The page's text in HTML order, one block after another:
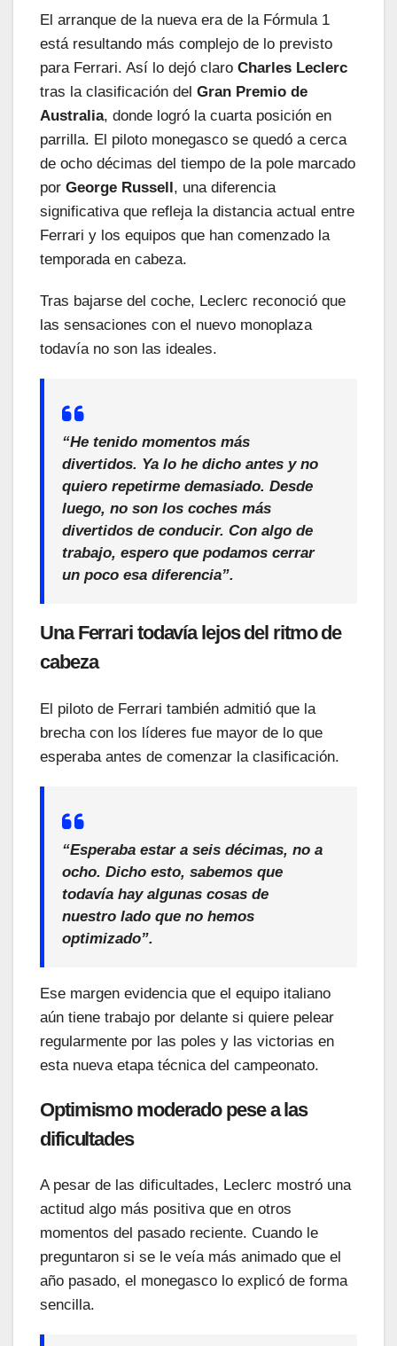
El arranque de la nueva era de la Fórmula 1
está resultando más complejo de lo previsto
para Ferrari. Así lo dejó claro Charles Leclerc
tras la clasificación del Gran Premio de
Australia, donde logró la cuarta posición en
parrilla. El piloto monegasco se quedó a cerca
de ocho décimas del tiempo de la pole marcado
por George Russell , una diferencia
significativa que refleja la distancia actual entre
Ferrari y los equipos que han comenzado la
temporada en cabeza.
Tras bajarse del coche, Leclerc reconoció que
las sensaciones con el nuevo monoplaza
todavía no son las ideales.
“He tenido momentos más
divertidos. Ya lo he dicho antes y no
quiero repetirme demasiado. Desde
luego, no son los coches más
divertidos de conducir. Con algo de
trabajo, espero que podamos cerrar
un poco esa diferencia”.
Una Ferrari todavía lejos del ritmo de
cabeza
El piloto de Ferrari también admitió que la
brecha con los líderes fue mayor de lo que
esperaba antes de comenzar la clasificación.
“Esperaba estar a seis décimas, no a
ocho. Dicho esto, sabemos que
todavía hay algunas cosas de
nuestro lado que no hemos
optimizado”.
Ese margen evidencia que el equipo italiano
aún tiene trabajo por delante si quiere pelear
regularmente por las poles y las victorias en
esta nueva etapa técnica del campeonato.
Optimismo moderado pese a las
dificultades
A pesar de las dificultades, Leclerc mostró una
actitud algo más positiva que en otros
momentos del pasado reciente. Cuando le
preguntaron si se le veía más animado que el
año pasado, el monegasco lo explicó de forma
sencilla.